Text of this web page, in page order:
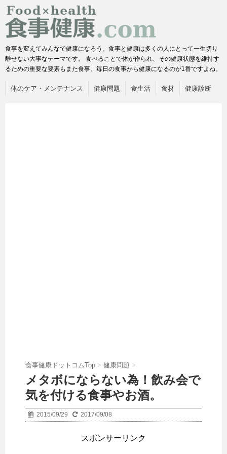
食事を変えてみんなで健康になろう。食事と健康は多くの人にとって一生切り
離せない大事なテーマです。 食べることで体が作られ、その健康状態を維持す
るための重要な要素もまた食事。毎日の食事から健康になるのが1番ですよね。
体のケア・メンテナンス 健康問題 食生活 食材 健康診断
食事健康ドットコムTop > 健康問題 >
メタボにならない為！飲み会で
気を付ける食事やお酒。
2015/09/29 2017/09/08
スポンサーリンク